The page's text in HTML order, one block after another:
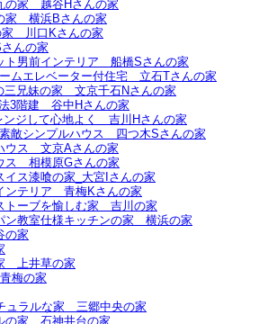
の家＿越谷Hさんの家
家＿横浜Bさんの家
＿川口Kさんの家
んの家
ト男前インテリア＿船橋Sさんの家
ムエレベーター付住宅＿立石Tさんの家
兄妹の家＿文京千石Nさんの家
3階建＿谷中Hさんの家
ジして心地よく＿吉川Hさんの家
敵シンプルハウス＿四つ木Sさんの家
ウス＿文京Aさんの家
ス＿相模原Gさんの家
イス漆喰の家_大宮Iさんの家
テリア＿青梅Kさんの家
ーブを愉しむ家＿吉川の家
教室仕様キッチンの家＿横浜の家
の家
＿上井草の家
梅の家
ュラルな家＿三郷中央の家
の家＿石神井台の家